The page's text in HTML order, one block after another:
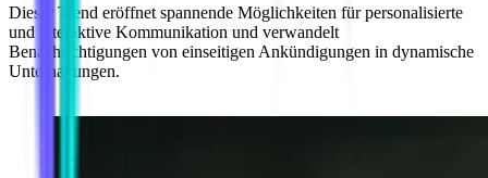
Dieser Trend eröffnet spannende Möglichkeiten für personalisierte
und interaktive Kommunikation und verwandelt
Benachrichtigungen von einseitigen Ankündigungen in dynamische
Unterhaltungen.